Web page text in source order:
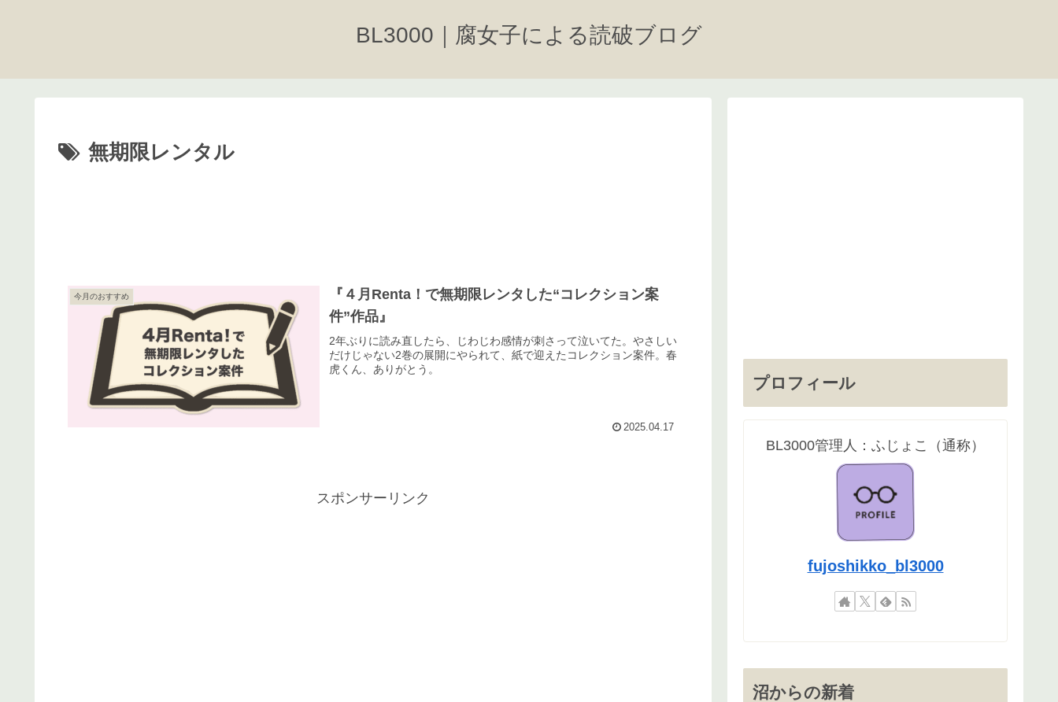
BL3000｜腐女子による読破ブログ
無期限レンタル
今月のおすすめ
『４月Renta！で無期限レンタした“コレクション案
件”作品』
2年ぶりに読み直したら、じわじわ感情が刺さって泣いてた。やさしい
だけじゃない2巻の展開にやられて、紙で迎えたコレクション案件。春
虎くん、ありがとう。
2025.04.17
スポンサーリンク
プロフィール
BL3000管理人：ふじょこ（通称）
fujoshikko_bl3000
沼からの新着